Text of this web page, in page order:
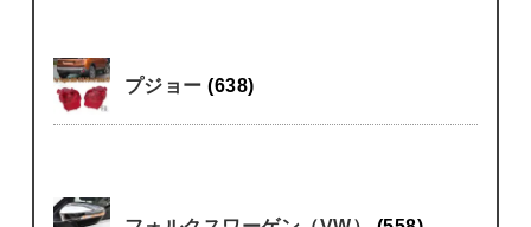
プジョー(638)